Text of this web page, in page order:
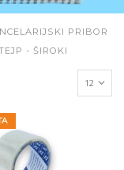
PRIBOR
- ŠIROKI